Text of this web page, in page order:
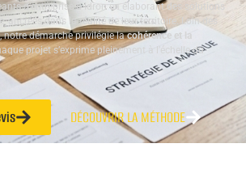
d’entreprise à Idron en élaborant des solutions
ancrées dans la réalité de leur territoire. Loin des
notre démarche privilégie lacohérence et la
projet s’exprime pleinement à l’échelle du
DÉCOUVRIR LA MÉTHODE